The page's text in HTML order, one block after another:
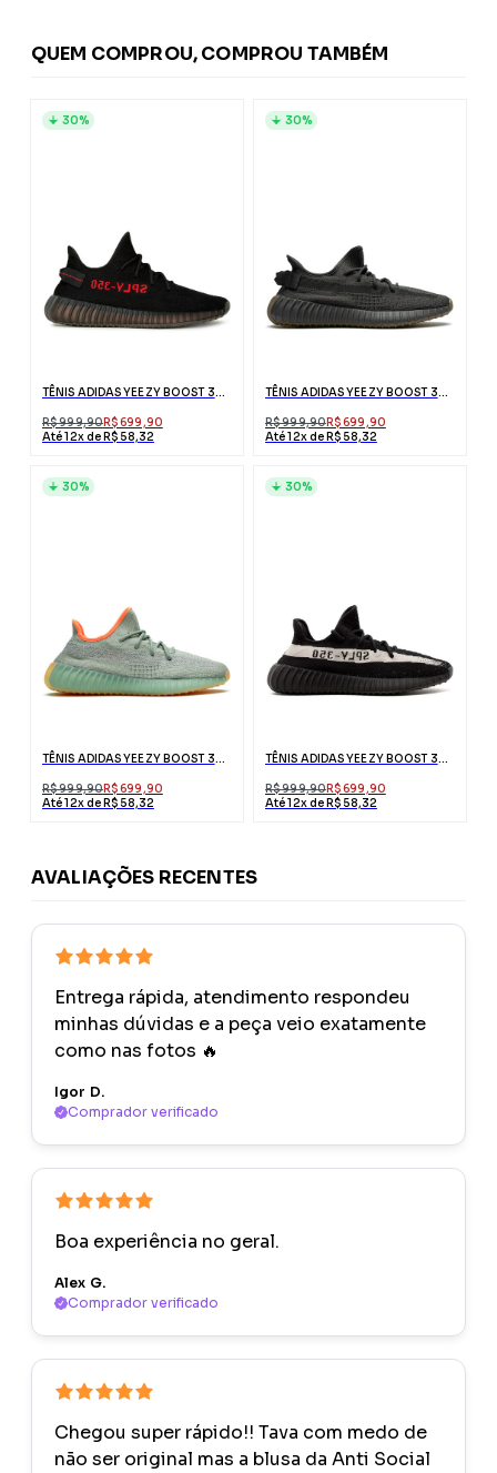
QUEM COMPROU, COMPROU TAMBÉM
TÊNIS ADIDAS YEEZY BOOST 350 V2 BLACKRED
R$ 999,90R$ 699,90
Até 12x de R$ 58,32
30%
TÊNIS ADIDAS YEEZY BOOST 350 V2 CINDER
R$ 999,90R$ 699,90
Até 12x de R$ 58,32
30%
TÊNIS ADIDAS YEEZY BOOST 350 V2 DESERT SAGE
R$ 999,90R$ 699,90
Até 12x de R$ 58,32
30%
TÊNIS ADIDAS YEEZY BOOST 350 V2 OREO
R$ 999,90R$ 699,90
Até 12x de R$ 58,32
30%
AVALIAÇÕES RECENTES
Entrega rápida, atendimento respondeu
minhas dúvidas e a peça veio exatamente
como nas fotos 🔥
Igor D.
Comprador verificado
Boa experiência no geral.
Alex G.
Comprador verificado
Chegou super rápido!! Tava com medo de
não ser original mas a blusa da Anti Social